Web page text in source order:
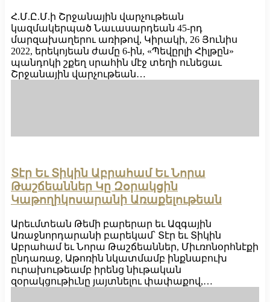
Հ.Մ.Ը.Մ.ի Շրջանային վարչութեան
կազմակերպած Նաւասարդեան 45-րդ
մարզախաղերու առիթով, Կիրակի, 26 Յունիս
2022, երեկոյեան ժամը 6-ին, «Պեվըրլի Հիլթըն»
պանդոկի շքեղ սրահին մէջ տեղի ունեցաւ
Շրջանային վարչութեան…
Տէր Եւ Տիկին Աբրահամ Եւ Նորա
Թաշճեաններ Կը Զօրակցին
Կաթողիկոսարանի Առաքելութեան
Արեւմտեան Թեմի բարերար եւ Ազգային
Առաջնորդարանի բարեկամ՝ Տէր եւ Տիկին
Աբրահամ եւ Նորա Թաշճեաններ, Միւռոնօրհնէքի
ընդառաջ, Աթոռին նկատմամբ ինքնաբուխ
ուրախութեամբ իրենց նիւթական
զօրակցութիւնը յայտնելու փափաքով,…